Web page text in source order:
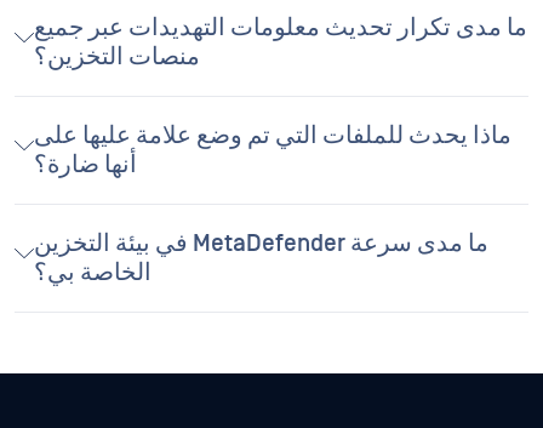
ما مدى تكرار تحديث معلومات التهديدات عبر جميع
منصات التخزين؟
ماذا يحدث للملفات التي تم وضع علامة عليها على
أنها ضارة؟
ما مدى سرعة MetaDefender في بيئة التخزين
الخاصة بي؟